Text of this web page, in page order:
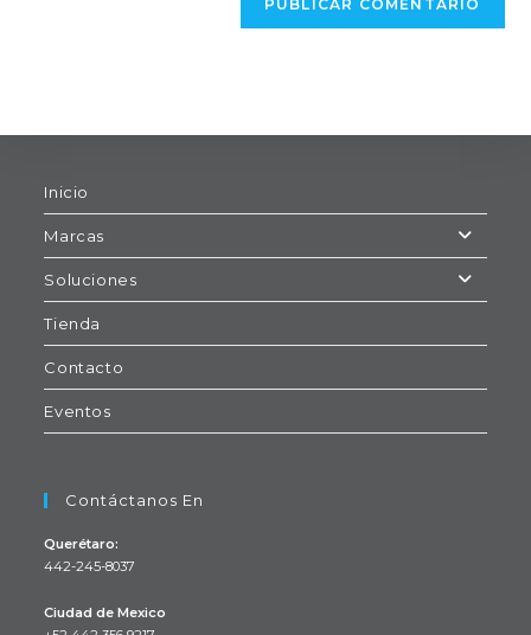
Inicio
Marcas
Soluciones
Tienda
Contacto
Eventos
Contáctanos En
Querétaro:
442-245-8037
Ciudad de Mexico